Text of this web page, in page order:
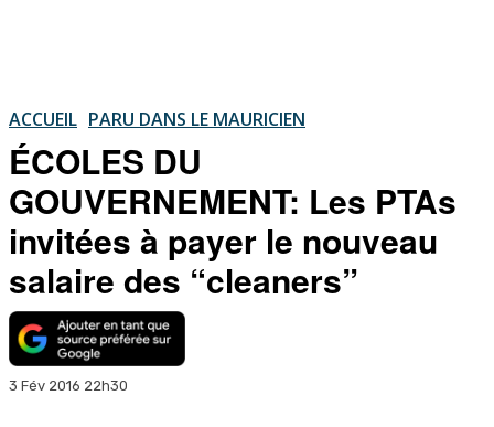
ACCUEIL PARU DANS LE MAURICIEN
ÉCOLES DU
GOUVERNEMENT: Les PTAs
invitées à payer le nouveau
salaire des “cleaners”
3 Fév 2016 22h30